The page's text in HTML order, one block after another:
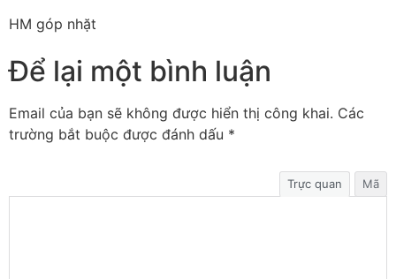
HM góp nhặt
Để lại một bình luận
Email của bạn sẽ không được hiển thị công khai. Các
trường bắt buộc được đánh dấu *
Trực quan Mã